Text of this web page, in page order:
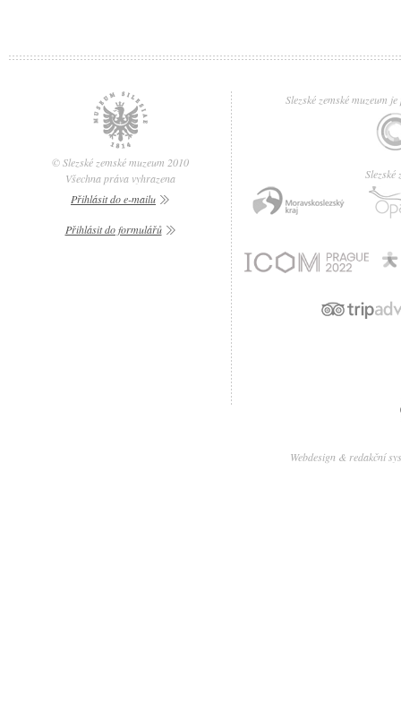
Slezské zemské muzeum
Slezské
© Slezské zemské muzeum 2010
Všechna práva vyhrazena
Přihlásit do e-mailu
Přihlásit do formulářů
Webdesign & redakční